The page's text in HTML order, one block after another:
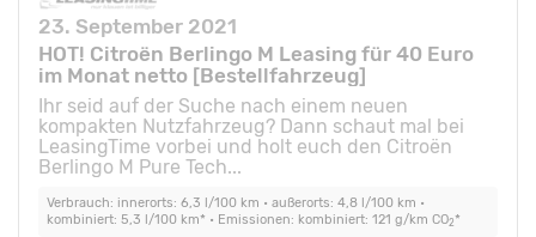
23. September 2021
HOT! Citroën Berlingo M Leasing für 40 Euro
im Monat netto [Bestellfahrzeug]
Ihr seid auf der Suche nach einem neuen
kompakten Nutzfahrzeug? Dann schaut mal bei
LeasingTime vorbei und holt euch den Citroën
Berlingo M Pure Tech...
Verbrauch: innerorts: 6,3 l/100 km • außerorts: 4,8 l/100 km •
kombiniert: 5,3 l/100 km* • Emissionen: kombiniert: 121 g/km CO2*